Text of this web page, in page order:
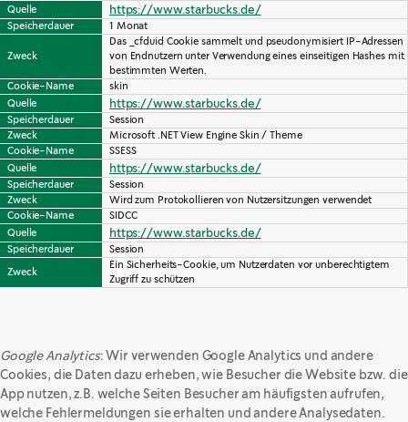
Quelle
https://www.starbucks.de/
Speicherdauer 1 Monat
Zweck
Das _cfduid Cookie sammelt und pseudonymisiert IP-Adressen
von Endnutzern unter Verwendung eines einseitigen Hashes mit
bestimmten Werten.
Cookie-Name
skin
Quelle
https://www.starbucks.de/
Speicherdauer
Session
Zweck
Microsoft .NET View Engine Skin / Theme
Cookie-Name
SSESS
Quelle
https://www.starbucks.de/
Speicherdauer
Session
Zweck
Wird zum Protokollieren von Nutzersitzungen verwendet
Cookie-Name
SIDCC
Quelle
https://www.starbucks.de/
Speicherdauer
Session
Zweck
Ein Sicherheits-Cookie, um Nutzerdaten vor unberechtigtem
Zugriff zu schützen
Google Analytics: Wir verwenden Google Analytics und andere
Cookies, die Daten dazu erheben, wie Besucher die Website bzw. die
App nutzen, z.B. welche Seiten Besucher am häufigsten aufrufen,
welche Fehlermeldungen sie erhalten und andere Analysedaten.